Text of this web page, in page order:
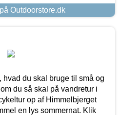
Outdoorstore.dk
hvad du skal bruge til små og
du så skal på vandretur i
op af Himmelbjerget
en lys sommernat. Klik